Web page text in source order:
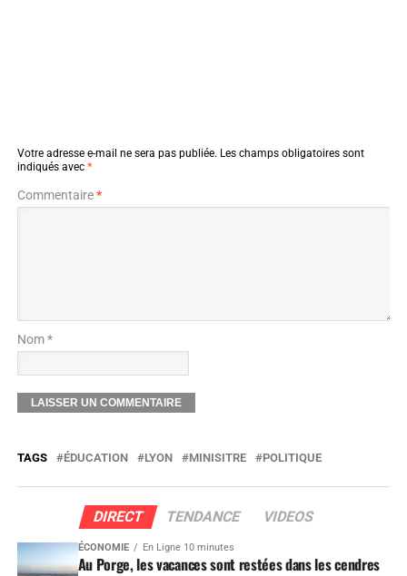
Votre adresse e-mail ne sera pas publiée. Les champs obligatoires sont
indiqués avec *
Commentaire*
Nom *
TAGS ÉDUCATION LYON MINISITRE POLITIQUE
DIRECT TENDANCE VIDEOS
ÉCONOMIE En Ligne 10 minutes
Au Porge, les vacances sont restées dans les cendres